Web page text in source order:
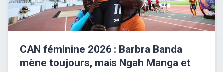
CAN féminine 2026 : Barbra Banda
mène toujours, mais Ngah Manga et